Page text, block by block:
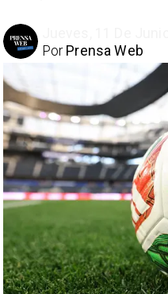
Prensa Web
Por